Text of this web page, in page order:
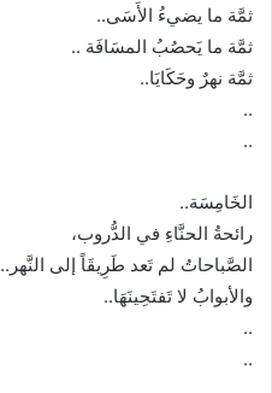
ثمَّة ما يضيءُ الأَسَى..
ثمَّة ما يَحصُبُ المسَافَة ..
ثمَّة نهرٌ وحَكَايَا..
..
..
الخَامِسَة..
رائحةُ الحنَّاءِ في الدُّروب،
الصَّباحاتُ لم تَعد طَرِيقَاً إلى النَّهر..
والأبوابُ لا تَفتَحِينَهَا..
..
..